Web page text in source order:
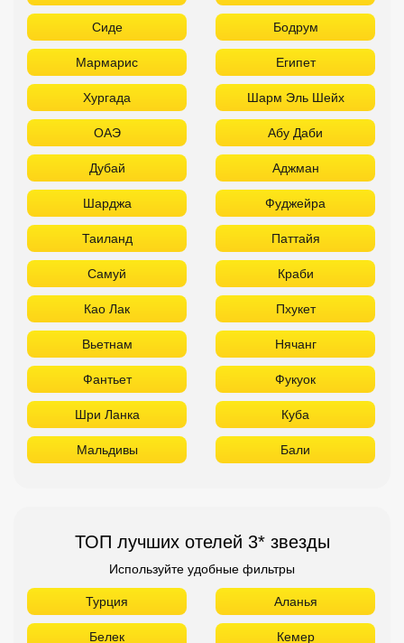
Сиде Бодрум
Мармарис Египет
Хургада Шарм Эль Шейх
ОАЭ Абу Даби
Дубай Аджман
Шарджа Фуджейра
Таиланд Паттайя
Самуй Краби
Као Лак Пхукет
Вьетнам Нячанг
Фантьет Фукуок
Шри Ланка Куба
Мальдивы Бали
ТОП лучших отелей 3* звезды
Используйте удобные фильтры
Турция Аланья
Белек Кемер